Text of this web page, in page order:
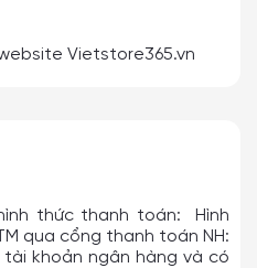
Vietstore365.vn
thức thanh toán: Hình
qua cổng thanh toán NH:
khoản ngân hàng và có